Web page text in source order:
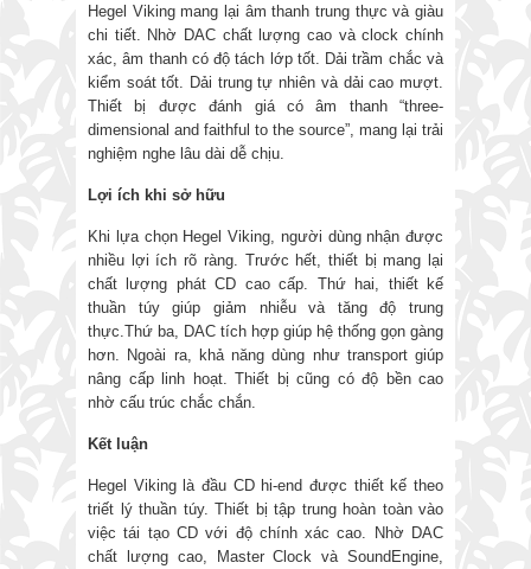
Hegel Viking mang lại âm thanh trung thực và giàu
chi tiết. Nhờ DAC chất lượng cao và clock chính
xác, âm thanh có độ tách lớp tốt. Dải trầm chắc và
kiểm soát tốt. Dải trung tự nhiên và dải cao mượt.
Thiết bị được đánh giá có âm thanh “three-
dimensional and faithful to the source”, mang lại trải
nghiệm nghe lâu dài dễ chịu.
Lợi ích khi sở hữu
Khi lựa chọn Hegel Viking, người dùng nhận được
nhiều lợi ích rõ ràng. Trước hết, thiết bị mang lại
chất lượng phát CD cao cấp. Thứ hai, thiết kế
thuần túy giúp giảm nhiễu và tăng độ trung
thực.Thứ ba, DAC tích hợp giúp hệ thống gọn gàng
hơn. Ngoài ra, khả năng dùng như transport giúp
nâng cấp linh hoạt. Thiết bị cũng có độ bền cao
nhờ cấu trúc chắc chắn.
Kết luận
Hegel Viking là đầu CD hi-end được thiết kế theo
triết lý thuần túy. Thiết bị tập trung hoàn toàn vào
việc tái tạo CD với độ chính xác cao. Nhờ DAC
chất lượng cao, Master Clock và SoundEngine,